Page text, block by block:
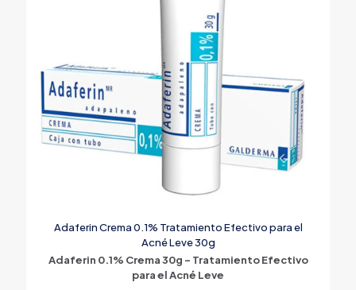
Adaferin Crema 0.1% Tratamiento Efectivo para el
Acné Leve 30g
Adaferin 0.1% Crema 30g – Tratamiento Efectivo
para el Acné Leve